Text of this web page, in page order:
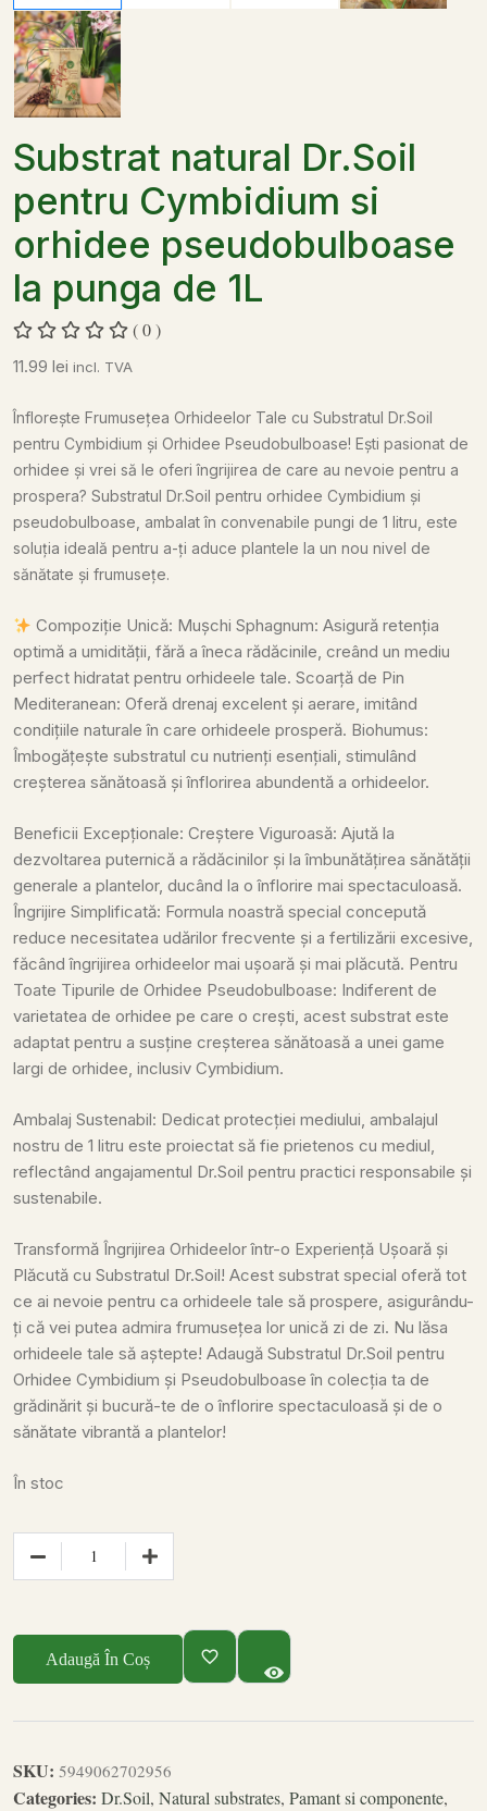
Substrat natural Dr.Soil
pentru Cymbidium si
orhidee pseudobulboase
la punga de 1L
( 0 )
11.99 lei incl. TVA
Înflorește Frumusețea Orhideelor Tale cu Substratul Dr.Soil
pentru Cymbidium și Orhidee Pseudobulboase! Ești pasionat de
orhidee și vrei să le oferi îngrijirea de care au nevoie pentru a
prospera? Substratul Dr.Soil pentru orhidee Cymbidium și
pseudobulboase, ambalat în convenabile pungi de 1 litru, este
soluția ideală pentru a-ți aduce plantele la un nou nivel de
sănătate și frumusețe.
Compoziție Unică: Mușchi Sphagnum: Asigură retenția
optimă a umidității, fără a îneca rădăcinile, creând un mediu
perfect hidratat pentru orhideele tale. Scoarță de Pin
Mediteranean: Oferă drenaj excelent și aerare, imitând
condițiile naturale în care orhideele prosperă. Biohumus:
Îmbogățește substratul cu nutrienți esențiali, stimulând
creșterea sănătoasă și înflorirea abundentă a orhideelor.
Beneficii Excepționale: Creștere Viguroasă: Ajută la
dezvoltarea puternică a rădăcinilor și la îmbunătățirea sănătății
generale a plantelor, ducând la o înflorire mai spectaculoasă.
Îngrijire Simplificată: Formula noastră special concepută
reduce necesitatea udărilor frecvente și a fertilizării excesive,
făcând îngrijirea orhideelor mai ușoară și mai plăcută. Pentru
Toate Tipurile de Orhidee Pseudobulboase: Indiferent de
varietatea de orhidee pe care o crești, acest substrat este
adaptat pentru a susține creșterea sănătoasă a unei game
largi de orhidee, inclusiv Cymbidium.
Ambalaj Sustenabil: Dedicat protecției mediului, ambalajul
nostru de 1 litru este proiectat să fie prietenos cu mediul,
reflectând angajamentul Dr.Soil pentru practici responsabile și
sustenabile.
Transformă Îngrijirea Orhideelor într-o Experiență Ușoară și
Plăcută cu Substratul Dr.Soil! Acest substrat special oferă tot
ce ai nevoie pentru ca orhideele tale să prospere, asigurându-
ți că vei putea admira frumusețea lor unică zi de zi. Nu lăsa
orhideele tale să aștepte! Adaugă Substratul Dr.Soil pentru
Orhidee Cymbidium și Pseudobulboase în colecția ta de
grădinărit și bucură-te de o înflorire spectaculoasă și de o
sănătate vibrantă a plantelor!
În stoc
Adaugă În Coș
SKU: 5949062702956
Categories: Dr.Soil, Natural substrates, Pamant si componente,